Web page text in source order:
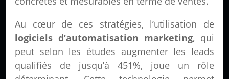
Au cœur de ces stratégies, l’utilisation de
logiciels d’automatisation marketing, qui
peut selon les études augmenter les leads
qualifiés de jusqu’à 451%, joue un rôle